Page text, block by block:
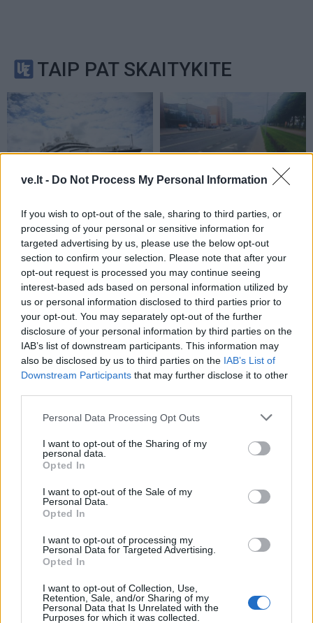
ve.lt - Do Not Process My Personal Information
If you wish to opt-out of the sale, sharing to third parties, or
processing of your personal or sensitive information for
targeted advertising by us, please use the below opt-out
section to confirm your selection. Please note that after your
opt-out request is processed you may continue seeing
interest-based ads based on personal information utilized by
us or personal information disclosed to third parties prior to
your opt-out. You may separately opt-out of the further
disclosure of your personal information by third parties on the
IAB’s list of downstream participants. This information may
also be disclosed by us to third parties on the IAB’s List of
Downstream Participants that may further disclose it to other
Personal Data Processing Opt Outs
I want to opt-out of the Sharing of my
personal data.
Opted In
I want to opt-out of the Sale of my
Personal Data.
Opted In
I want to opt-out of processing my
Personal Data for Targeted Advertising.
Opted In
I want to opt-out of Collection, Use,
Retention, Sale, and/or Sharing of my
Personal Data that Is Unrelated with the
Purposes for which it was collected.
TAIP PAT SKAITYKITE
Klaipėdoje - prancūzų
laivas, kuriame galima
išgirsti banginių ir delfinų
skleidžiamus garsus (1)
Nusitrynęs ženklinimas
klaidina vairuotojus:
atnaujins tik baigus
prospekto rekonstrukciją
(10)
Klaipėdos pulsas
Fontanas trikdė
paaiškėjo priežastis(2)
Klaipėdos pulsas
Poilsiautojai mėgaujasi
paplūdimiai – sausakimši
Klaipėdos pulsas
Apleistą paviljoną
Klaipėdos pulsas
Po „Vakarų ekspreso“